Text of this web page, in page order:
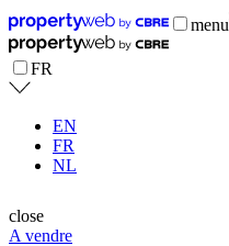
menu
FR
EN
FR
NL
close
A vendre